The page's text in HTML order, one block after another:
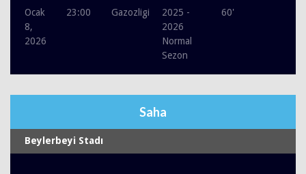
Ocak
8,
2026
23:00 Gazozligi
2025 -
2026
Normal
Sezon
60'
Saha
Beylerbeyi Stadı